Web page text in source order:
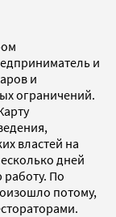
и
и
ограничений.
властей на
дней
работу. По
потому,